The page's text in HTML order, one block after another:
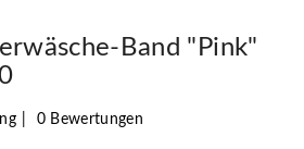
Band "Pink"
0 Bewertungen